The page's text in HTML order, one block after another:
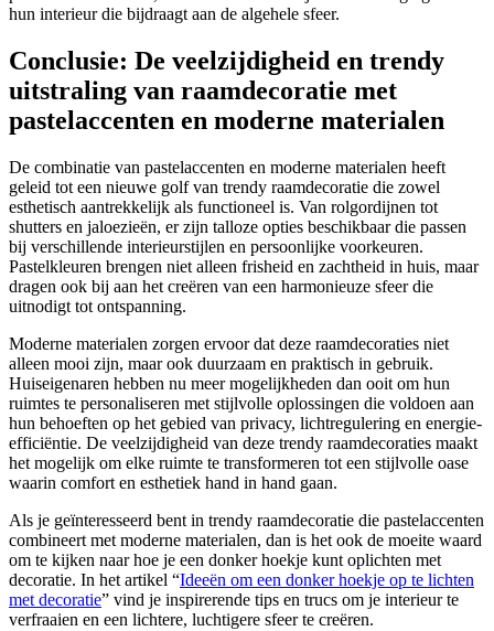
hun interieur die bijdraagt aan de algehele sfeer.
Conclusie: De veelzijdigheid en trendy
uitstraling van raamdecoratie met
pastelaccenten en moderne materialen
De combinatie van pastelaccenten en moderne materialen heeft
geleid tot een nieuwe golf van trendy raamdecoratie die zowel
esthetisch aantrekkelijk als functioneel is. Van rolgordijnen tot
shutters en jaloezieën, er zijn talloze opties beschikbaar die passen
bij verschillende interieurstijlen en persoonlijke voorkeuren.
Pastelkleuren brengen niet alleen frisheid en zachtheid in huis, maar
dragen ook bij aan het creëren van een harmonieuze sfeer die
uitnodigt tot ontspanning.
Moderne materialen zorgen ervoor dat deze raamdecoraties niet
alleen mooi zijn, maar ook duurzaam en praktisch in gebruik.
Huiseigenaren hebben nu meer mogelijkheden dan ooit om hun
ruimtes te personaliseren met stijlvolle oplossingen die voldoen aan
hun behoeften op het gebied van privacy, lichtregulering en energie-
efficiëntie. De veelzijdigheid van deze trendy raamdecoraties maakt
het mogelijk om elke ruimte te transformeren tot een stijlvolle oase
waarin comfort en esthetiek hand in hand gaan.
Als je geïnteresseerd bent in trendy raamdecoratie die pastelaccenten
combineert met moderne materialen, dan is het ook de moeite waard
om te kijken naar hoe je een donker hoekje kunt oplichten met
decoratie. In het artikel “Ideeën om een donker hoekje op te lichten
met decoratie” vind je inspirerende tips en trucs om je interieur te
verfraaien en een lichtere, luchtigere sfeer te creëren.